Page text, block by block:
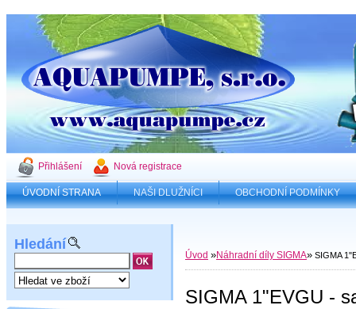
Přihlášení Nová registrace
ÚVODNÍ STRANA NAŠI DLUŽNÍCI OBCHODNÍ PODMÍNKY
Hledání
Úvod »Náhradní díly SIGMA» SIGMA
SIGMA 1"EVGU -